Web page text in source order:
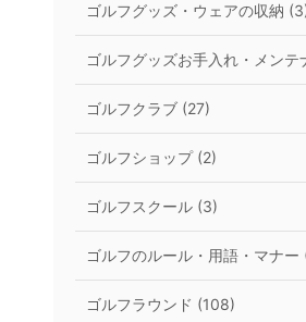
ゴルフグッズ・ウェアの収納
ゴルフグッズお手入れ・メンテ
ゴルフクラブ (27)
ゴルフショップ (2)
ゴルフスクール (3)
ゴルフのルール・用語・マナー
ゴルフラウンド (108)